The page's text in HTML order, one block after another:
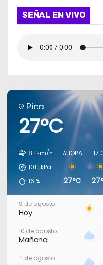
SEÑAL EN VIVO
Pica
27°C
8.1 km/h
101.1 kPa
16 %
AHORA
27°C
9 de agosto
Hoy
10 de agosto
Mañana
11 de agosto